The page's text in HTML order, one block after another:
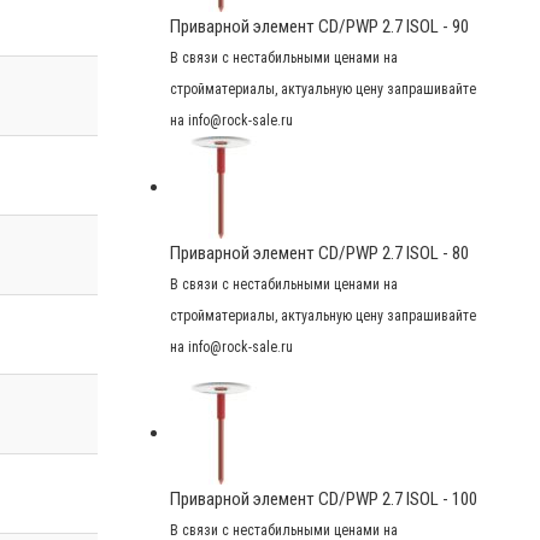
Приварной элемент CD/PWP 2.7 ISOL - 90
В связи с нестабильными ценами на
стройматериалы, актуальную цену запрашивайте
на info@rock-sale.ru
Приварной элемент CD/PWP 2.7 ISOL - 80
В связи с нестабильными ценами на
стройматериалы, актуальную цену запрашивайте
на info@rock-sale.ru
Приварной элемент CD/PWP 2.7 ISOL - 100
В связи с нестабильными ценами на